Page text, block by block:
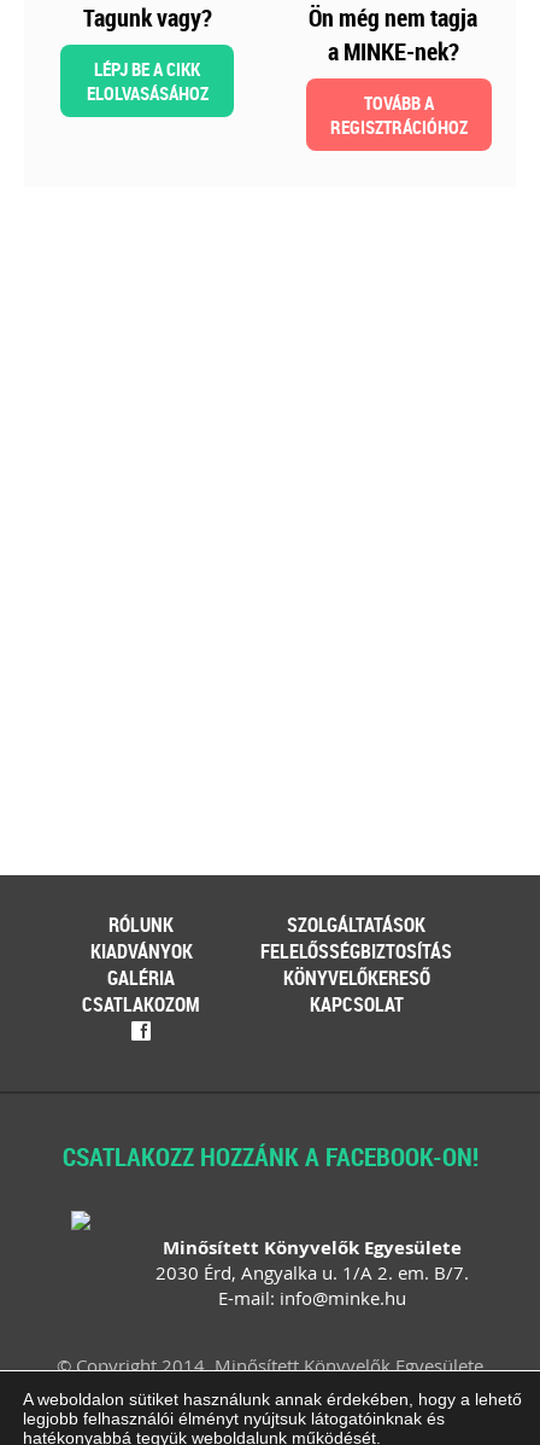
Tagunk vagy?
LÉPJ BE A CIKK
ELOLVASÁSÁHOZ
Ön még nem tagja
a MINKE-nek?
TOVÁBB A
REGISZTRÁCIÓHOZ
RÓLUNK
SZOLGÁLTATÁSOK
KIADVÁNYOK
FELELŐSSÉGBIZTOSÍTÁS
GALÉRIA
KÖNYVELŐKERESŐ
CSATLAKOZOM
KAPCSOLAT
f
CSATLAKOZZ HOZZÁNK A FACEBOOK-ON!
Minősített Könyvelők Egyesülete
2030 Érd, Angyalka u. 1/A 2. em. B/7.
E-mail: info@minke.hu
© Copyright 2014. Minősített Könyvelők Egyesülete
Felhasználási feltételek
Adatvédelem
Impresszum
ÁSZF
Süti beállítások
A weboldalon sütiket használunk annak érdekében, hogy a lehető
legjobb felhasználói élményt nyújtsuk látogatóinknak és
hatékonyabbá tegyük weboldalunk működését.